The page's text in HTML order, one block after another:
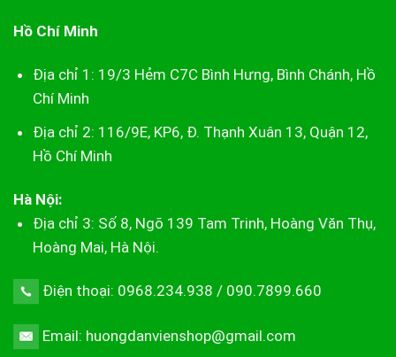
Hồ Chí Minh
Địa chỉ 1: 19/3 Hẻm C7C Bình Hưng, Bình Chánh, Hồ
Chí Minh
Địa chỉ 2: 116/9E, KP6, Đ. Thạnh Xuân 13, Quận 12,
Hồ Chí Minh
Hà Nội:
Địa chỉ 3: Số 8, Ngõ 139 Tam Trinh, Hoàng Văn Thụ,
Hoàng Mai, Hà Nội.
Điện thoại: 0968.234.938 / 090.7899.660
Email: huongdanvienshop@gmail.com